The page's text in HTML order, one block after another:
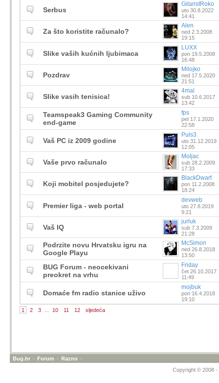
Serbus
GitaristRoko
uto 30.8.2022
14:41
Za što koristite računalo?
Alen
ned 2.3.2008
19:15
Slike vaših kućnih ljubimaca
LUXX
pon 19.5.2008
16:48
Pozdrav
Milojko
ned 17.5.2020
21:51
Slike vasih tenisica!
4mal
sub 10.6.2017
13:42
Teamspeak3 Gaming Community
end-game
fps
pet 17.1.2020
22:58
Vaš PC iz 2009 godine
Puls3
uto 31.12.2019
12:05
Vaše prvo računalo
Moljac
sub 28.2.2009
17:33
Koji mobitel posjedujete?
BlackDwarf
pon 11.2.2008
18:24
Premier liga - web portal
devweb
uto 27.8.2019
9:21
Vaš IQ
jurluk
sub 7.3.2009
21:28
Podrzite novu Hrvatsku igru na
Google Playu
McSimon
ned 26.8.2018
13:50
BUG Forum - neocekivani
preokret na vrhu
Friday
čet 26.10.2017
11:49
Domaće fm radio stanice uživo
mojbuk
pon 16.4.2018
19:10
1
2 3 10 11 12 sljedeća
Bug.hr » Forum » Razno »
Copyright © 2008 -